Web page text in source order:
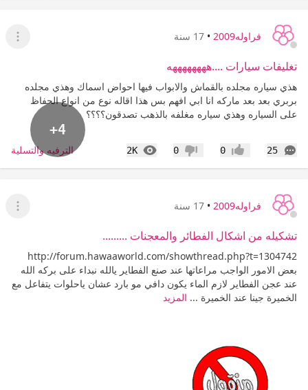
فراوله2009 • 17 سنة
عرض
تغليفات سيارات ....ههههههههه
هذي سياره مجلده بالقماش والابواب فيها احواض اسماك وهذي مجلده
بربري بعد بعد ماركه انا ابي افهم بس هذا اقاله نوع من انواع الحفاظ
على السياره وهذي سياره مغلفه بالذهب تصدقون؟؟؟؟
+4
25
التعليقات إعجاب0 عدم إعجاب
0
2K
المشاهدات الترفيه والتسلية
فراوله2009 • 17 سنة
عرض
تشكيله من اشكال الفطائر والمعجنات .........
http://forum.hawaaworld.com/showthread.php?t=1304742
بعض الامور الواجب مراعاتها عند صنع الفطاير يالله نبداء على بركه الله
عند عجن الفطاير لازم الماء يكون دافي مو بارد عشان ياحلوات يتفاعل مع
الخميرة جينا عند الخميرة ... المزيد